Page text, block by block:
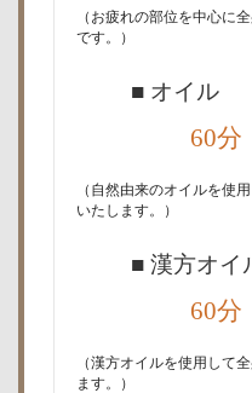
（お疲れの部位を中心に
です。）
■ オイル
60
（自然由来のオイルを使
いたします。）
■ 漢方オイ
60
（漢方オイルを使用して
ます。）